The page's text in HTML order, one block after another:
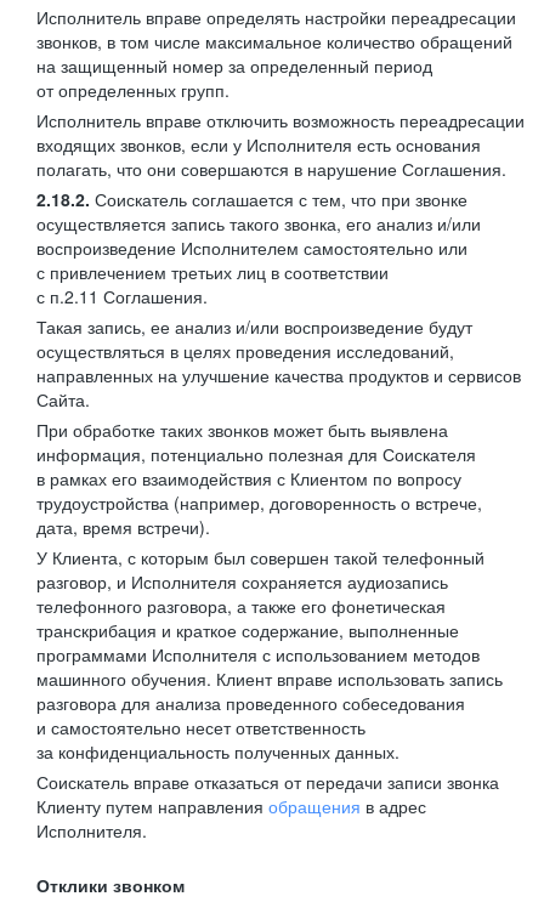
Исполнитель вправе определять настройки переадресации
звонков, в том числе максимальное количество обращений
на защищенный номер за определенный период
от определенных групп.
Исполнитель вправе отключить возможность переадресации
входящих звонков, если у Исполнителя есть основания
полагать, что они совершаются в нарушение Соглашения.
2.18.2. Соискатель соглашается с тем, что при звонке
осуществляется запись такого звонка, его анализ и/или
воспроизведение Исполнителем самостоятельно или
с привлечением третьих лиц в соответствии
с п.2.11 Соглашения.
Такая запись, ее анализ и/или воспроизведение будут
осуществляться в целях проведения исследований,
направленных на улучшение качества продуктов и сервисов
Сайта.
При обработке таких звонков может быть выявлена
информация, потенциально полезная для Соискателя
в рамках его взаимодействия с Клиентом по вопросу
трудоустройства (например, договоренность о встрече,
дата, время встречи).
У Клиента, с которым был совершен такой телефонный
разговор, и Исполнителя сохраняется аудиозапись
телефонного разговора, а также его фонетическая
транскрибация и краткое содержание, выполненные
программами Исполнителя с использованием методов
машинного обучения. Клиент вправе использовать запись
разговора для анализа проведенного собеседования
и самостоятельно несет ответственность
за конфиденциальность полученных данных.
Соискатель вправе отказаться от передачи записи звонка
Клиенту путем направления обращения в адрес
Исполнителя.
Отклики звонком